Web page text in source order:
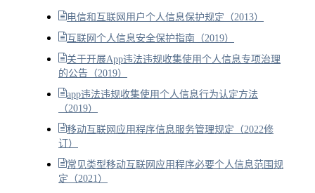
电信和互联网用户个人信息保护规定（2013）
互联网个人信息安全保护指南（2019）
关于开展App违法违规收集使用个人信息专项治理
的公告（2019）
app违法违规收集使用个人信息行为认定方法
（2019）
移动互联网应用程序信息服务管理规定（2022修
订）
常见类型移动互联网应用程序必要个人信息范围规
定（2021）